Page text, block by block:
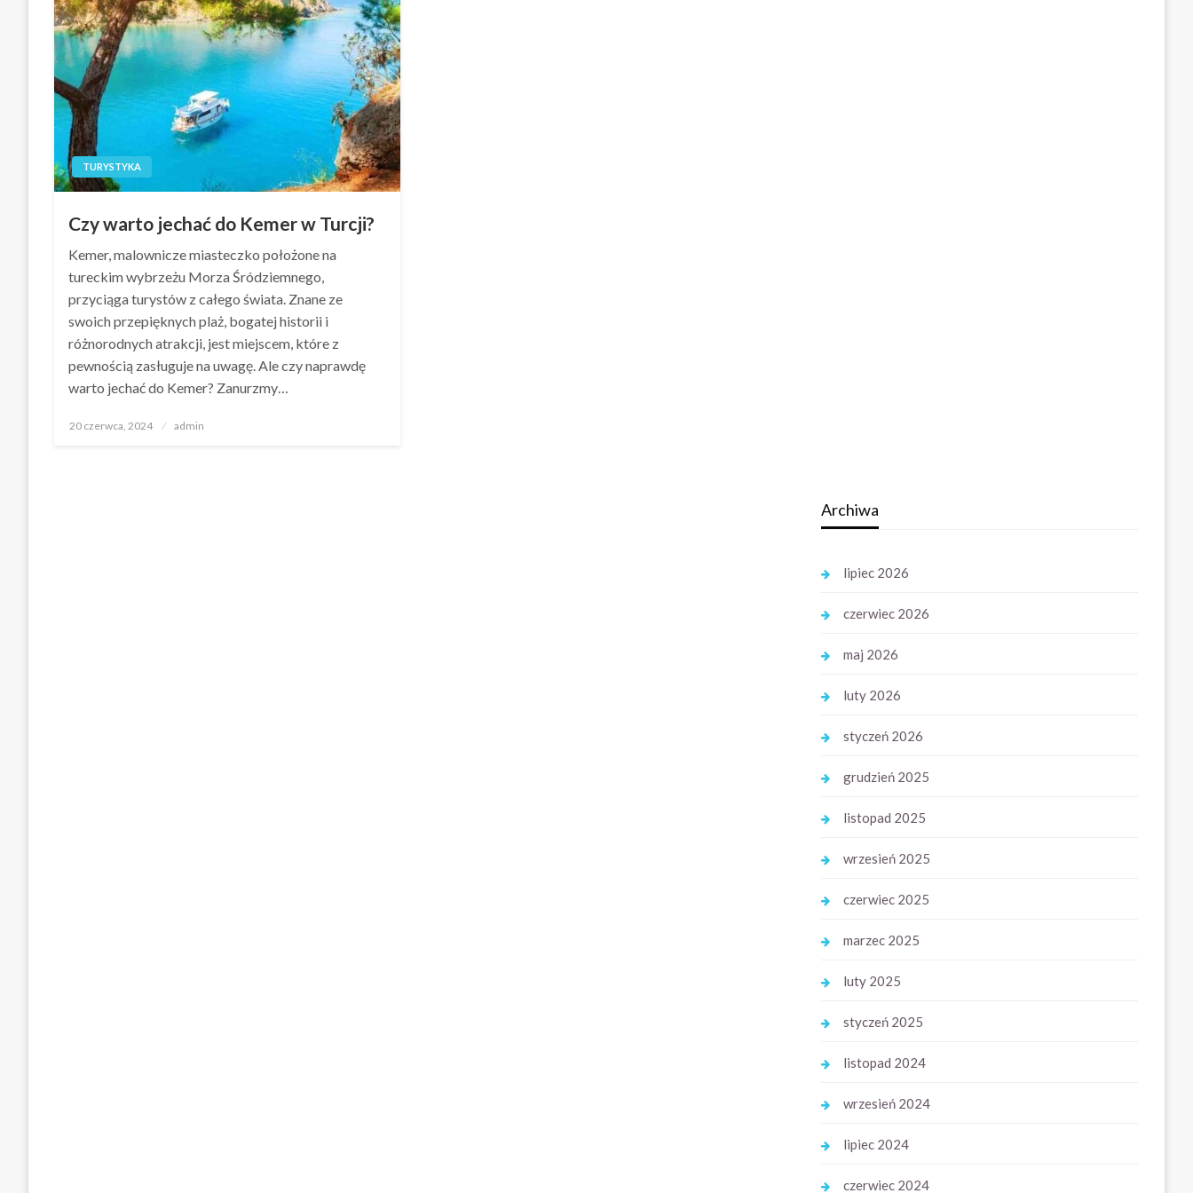
TURYSTYKA
Czy warto jechać do Kemer w Turcji?
Kemer, malownicze miasteczko położone na
tureckim wybrzeżu Morza Śródziemnego,
przyciąga turystów z całego świata. Znane ze
swoich przepięknych plaż, bogatej historii i
różnorodnych atrakcji, jest miejscem, które z
pewnością zasługuje na uwagę. Ale czy naprawdę
warto jechać do Kemer? Zanurzmy…
Opublikowane
20 czerwca, 2024 admin
Archiwa
lipiec 2026
czerwiec 2026
maj 2026
luty 2026
styczeń 2026
grudzień 2025
listopad 2025
wrzesień 2025
czerwiec 2025
marzec 2025
luty 2025
styczeń 2025
listopad 2024
wrzesień 2024
lipiec 2024
czerwiec 2024